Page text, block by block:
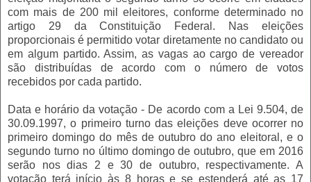
com mais de 200 mil eleitores, conforme determinado no
artigo 29 da Constituição Federal. Nas eleições
proporcionais é permitido votar diretamente no candidato ou
em algum partido. Assim, as vagas ao cargo de vereador
são distribuídas de acordo com o número de votos
recebidos por cada partido.
Data e horário da votação - De acordo com a Lei 9.504, de
30.09.1997, o primeiro turno das eleições deve ocorrer no
primeiro domingo do mês de outubro do ano eleitoral, e o
segundo turno no último domingo de outubro, que em 2016
serão nos dias 2 e 30 de outubro, respectivamente. A
votação terá início às 8 horas e se estenderá até as 17